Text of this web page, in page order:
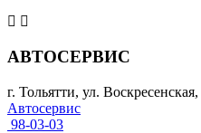
АВТОСЕРВИС
г. Тольятти, ул. Воскресенская,
Автосервис
98-03-03